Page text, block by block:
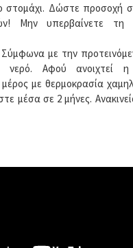
στομάχι. Δώστε προσοχή
Μην υπερβαίνετε τη
με την
νερό. Αφού ανοιχτεί η
με θερμοκρασία
μέσα σε 2 μήνες.